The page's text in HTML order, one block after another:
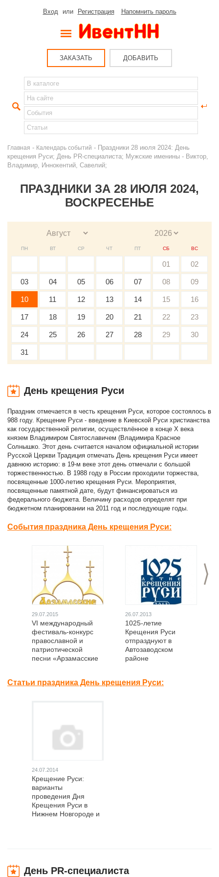
Вход или Регистрация Напомнить пароль
ЗАКАЗАТЬ ДОБАВИТЬ
Главная - Календарь событий - Праздники 28 июля 2024: День
крещения Руси; День PR-специалиста; Мужские именины - Виктор,
Владимир, Иннокентий, Савелий;
ПРАЗДНИКИ ЗА 28 ИЮЛЯ 2024,
ВОСКРЕСЕНЬЕ
ПН ВТ СР ЧТ ПТ СБ ВС
01 02
03 04 05 06 07 08 09
10 11 12 13 14 15 16
17 18 19 20 21 22 23
24 25 26 27 28 29 30
31
День крещения Руси
Праздник отмечается в честь крещения Руси, которое состоялось в
988 году. Крещение Руси - введение в Киевской Руси христианства
как государственной религии, осуществлённое в конце X века
князем Владимиром Святославичем (Владимира Красное
Солнышко. Этот день считается началом официальной истории
Русской Церкви Традиция отмечать День крещения Руси имеет
давнюю историю: в 19-м веке этот день отмечали с большой
торжественностью. В 1988 году в России проходили торжества,
посвященные 1000-летию крещения Руси. Мероприятия,
посвященные памятной дате, будут финансироваться из
федерального бюджета. Величину расходов определят при
бюджетном планировании на 2011 год и последующие годы.
События праздника День крещения Руси:
>
29.07.2015
VI международный
фестиваль-конкурс
православной и
патриотической
песни «Арзамасские
области
26.07.2013
1025-летие
Крещения Руси
отпразднуют в
Автозаводском
районе
Статьи праздника День крещения Руси:
24.07.2014
Крещение Руси:
варианты
проведения Дня
Крещения Руси в
Нижнем Новгороде и
День PR-специалиста